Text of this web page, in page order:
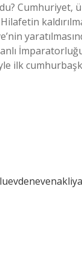
Cumhuriyet,
ilk